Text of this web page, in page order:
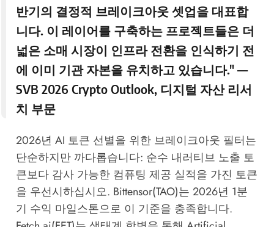
반기의 결정적 브레이크아웃 셋업을 대표합
니다. 이 레이어를 구축하는 프로젝트들은 더
넓은 소매 시장이 인프라 전환을 인식하기 전
에 이미 기관 자본을 유치하고 있습니다." —
SVB 2026 Crypto Outlook, 디지털 자산 리서
치 부문
2026년 AI 토큰 선별을 위한 브레이크아웃 필터는
단순하지만 까다롭습니다: 순수 내러티브 노출 토
큰보다 감사 가능한 컴퓨팅 제공 실적을 가진 토큰
을 우선시하십시오. Bittensor(TAO)는 2026년 1분
기 수익 마일스톤으로 이 기준을 충족합니다.